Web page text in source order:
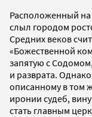
Расположенный на
слыл городом
Средних веков
«Божественной
запятую с
и разврата.
описанному в том
иронии судеб,
стать главным